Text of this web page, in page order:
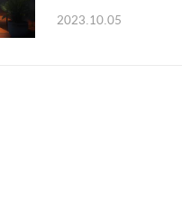
2023/10~2023/12 까지
2023.10.05